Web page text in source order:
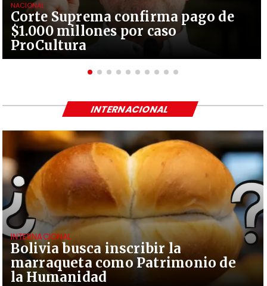
Corte Suprema confirma pago de
$1.000 millones por caso
ProCultura
NACIONAL
Bolivia busca inscribir la
marraqueta como Patrimonio de
la Humanidad
INTERNACIONAL
INTERNACIONAL